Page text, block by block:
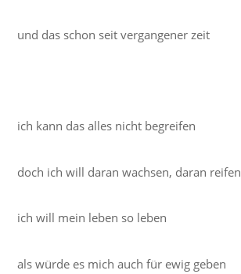
und das schon seit vergangener zeit
ich kann das alles nicht begreifen
doch ich will daran wachsen, daran reifen
ich will mein leben so leben
als würde es mich auch für ewig geben